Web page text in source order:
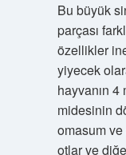
Bu büyük
parçası
özellikler
yiyecek
hayvanın 4
midesinin
omasum
otlar ve